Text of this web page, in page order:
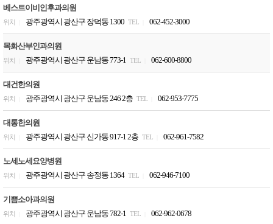
베스트이비인후과의원
위치 광주광역시 광산구 장덕동 1300 TEL 062-452-3000
목화산부인과의원
위치 광주광역시 광산구 운남동 773-1 TEL 062-600-8800
대건한의원
위치 광주광역시 광산구 운남동 246 2층 TEL 062-953-7775
대통한의원
위치 광주광역시 광산구 신가동 917-1 2층 TEL 062-961-7582
노세노세요양병원
위치 광주광역시 광산구 송정동 1364 TEL 062-946-7100
기쁨소아과의원
위치 광주광역시 광산구 운남동 782-1 TEL 062-962-0678